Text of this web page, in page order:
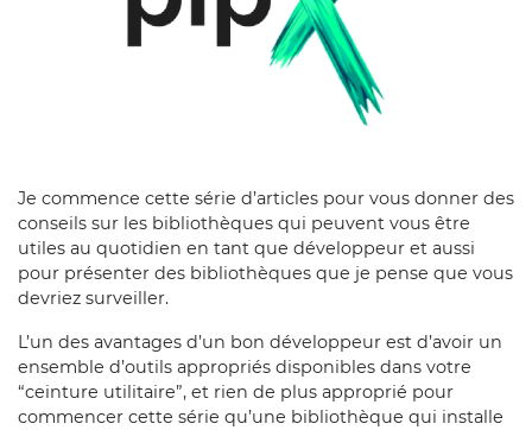
Je commence cette série d’articles pour vous donner des
conseils sur les bibliothèques qui peuvent vous être
utiles au quotidien en tant que développeur et aussi
pour présenter des bibliothèques que je pense que vous
devriez surveiller.
L’un des avantages d’un bon développeur est d’avoir un
ensemble d’outils appropriés disponibles dans votre
“ceinture utilitaire”, et rien de plus approprié pour
commencer cette série qu’une bibliothèque qui installe